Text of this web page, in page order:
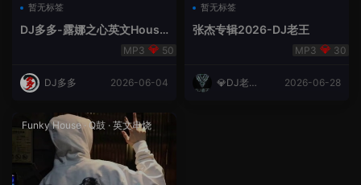
暂无标签
DJ多多-露娜之心英文House
50
DJ多多 2026-06-04
暂无标签
张杰专辑2026-DJ老王
30
💎DJ老王
2026-06-28
Funky House· Q鼓 · 英文串烧